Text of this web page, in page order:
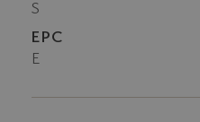
S
EPC
E